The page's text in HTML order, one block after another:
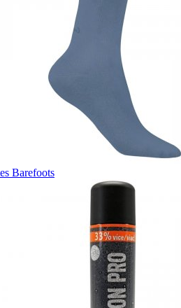
Barefoots